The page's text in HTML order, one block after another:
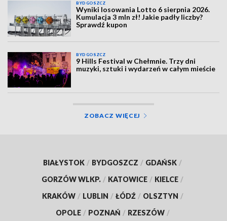
BYDGOSZCZ
Wyniki losowania Lotto 6 sierpnia 2026.
Kumulacja 3 mln zł! Jakie padły liczby?
Sprawdź kupon
BYDGOSZCZ
9 Hills Festival w Chełmnie. Trzy dni
muzyki, sztuki i wydarzeń w całym mieście
ZOBACZ WIĘCEJ
BIAŁYSTOK / BYDGOSZCZ / GDAŃSK /
GORZÓW WLKP. / KATOWICE / KIELCE /
KRAKÓW / LUBLIN / ŁÓDŹ / OLSZTYN /
OPOLE / POZNAŃ / RZESZÓW /